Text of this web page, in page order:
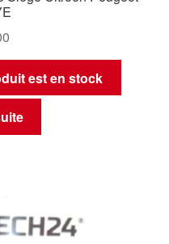
est en stock